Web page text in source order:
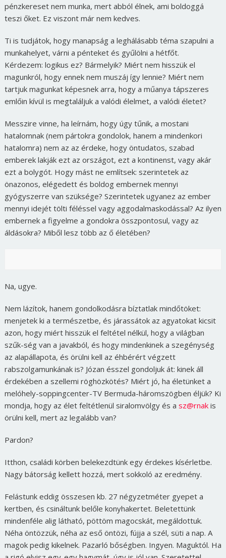
pénzkereset nem munka, mert abból élnek, ami boldoggá
teszi őket. Ez viszont már nem kedves.
Ti is tudjátok, hogy manapság a leghálásabb téma szapulni a
munkahelyet, várni a pénteket és gyűlölni a hétfőt.
Kérdezem: logikus ez? Bármelyik? Miért nem hisszük el
magunkról, hogy ennek nem muszáj így lennie? Miért nem
tartjuk magunkat képesnek arra, hogy a műanya tápszeres
emlőin kívül is megtaláljuk a valódi élelmet, a valódi életet?
Messzire vinne, ha leírnám, hogy úgy tűnik, a mostani
hatalomnak (nem pártokra gondolok, hanem a mindenkori
hatalomra) nem az az érdeke, hogy öntudatos, szabad
emberek lakják ezt az országot, ezt a kontinenst, vagy akár
ezt a bolygót. Hogy mást ne említsek: szerintetek az
önazonos, elégedett és boldog embernek mennyi
gyógyszerre van szüksége? Szerintetek ugyanez az ember
mennyi idejét tölti féléssel vagy aggodalmaskodással? Az ilyen
embernek a figyelme a gondokra összpontosul, vagy az
áldásokra? Miből lesz több az ő életében?
Na, ugye.
Nem lázítok, hanem gondolkodásra bíztatlak mindőtöket:
menjetek ki a természetbe, és járassátok az agyatokat kicsit
azon, hogy miért hisszük el feltétel nélkül, hogy a világban
szűk-ség van a javakból, és hogy mindenkinek a szegénység
az alapállapota, és örülni kell az éhbérért végzett
rabszolgamunkának is? Józan ésszel gondoljuk át: kinek áll
érdekében a szellemi röghözkötés? Miért jó, ha életünket a
melóhely-soppingcenter-TV Bermuda-háromszögben éljük? Ki
mondja, hogy az élet feltétlenül siralomvölgy és a sz@rnakis
örülni kell, mert az legalább van?
Pardon?
Itthon, családi körben belekezdtünk egy érdekes kísérletbe.
Nagy bátorság kellett hozzá, mert sokkoló az eredmény.
Felástunk eddig összesen kb. 27 négyzetméter gyepet a
kertben, és csináltunk belőle konyhakertet. Beletettünk
mindenféle alig látható, pöttöm magocskát, megáldottuk.
Néha öntözzük, néha az eső öntözi, fújja a szél, süti a nap. A
magok pedig kikelnek. Pazarló bőségben. Ingyen. Maguktól. Ha